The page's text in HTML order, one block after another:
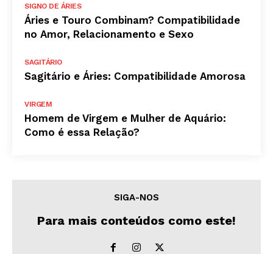
SIGNO DE ÁRIES
Áries e Touro Combinam? Compatibilidade
no Amor, Relacionamento e Sexo
SAGITÁRIO
Sagitário e Áries: Compatibilidade Amorosa
VIRGEM
Homem de Virgem e Mulher de Aquário:
Como é essa Relação?
SIGA-NOS
Para mais conteúdos como este!